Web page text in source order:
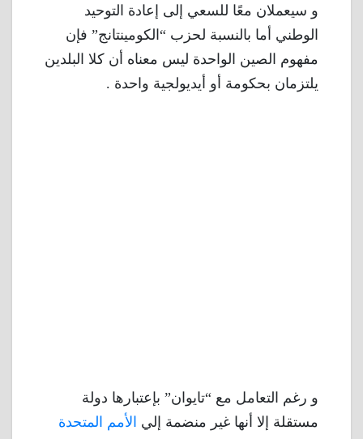
و سيعملان معًا للسعي إلى إعادة التوحيد
الوطني أما بالنسبة لحزب “الكومينتانج” فإن
مفهوم الصين الواحدة ليس معناه أن كلا البلدين
يلتزمان بحكومة أو أيديولجية واحدة .
و رغم التعامل مع “تايوان” بإعتبارها دولة
مستقلة إلا أنها غير منضمة إلي الأمم المتحدة